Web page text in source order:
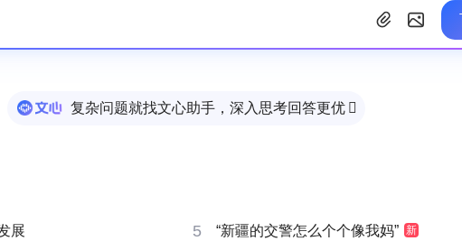
复杂问题就找文心助手，深入思考回答更优 
展 5 “新疆的交警怎么个个像我妈” 新